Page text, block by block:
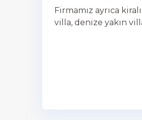
Firmamız ayrıca
villa, denize yakın